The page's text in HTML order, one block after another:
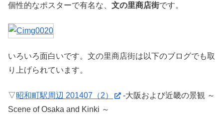
個性的なポスターで有名な、 文の里商店街です。
いろいろ面白いです。文の里商店街は以下のブログでも取
り上げられています。
▽昭和町駅周辺 201407（2）
-大阪および近畿の景観 ～
Scene of Osaka and Kinki ～